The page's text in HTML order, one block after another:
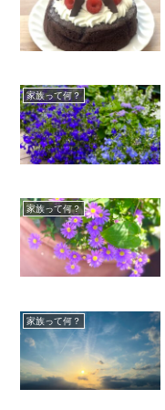
家族って何？
家族って何？
家族って何？